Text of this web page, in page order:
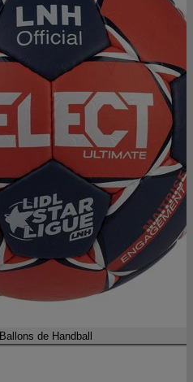
Ballons de Handball